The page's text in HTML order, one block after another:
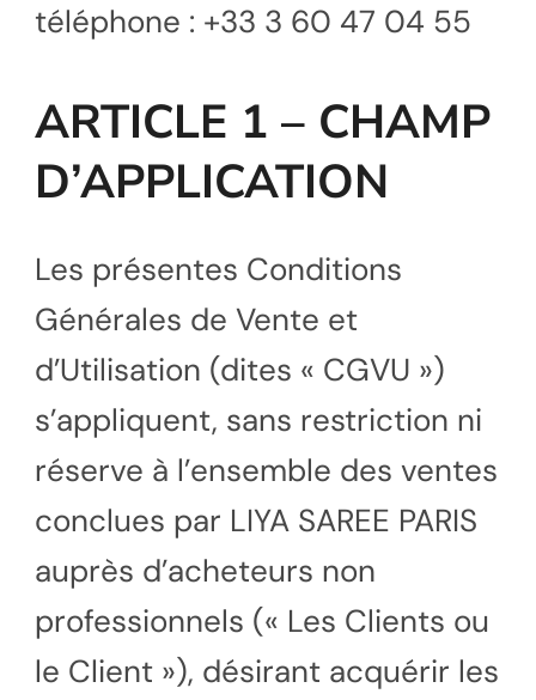
téléphone : +33 3 60 47 04 55
ARTICLE 1 – CHAMP
D’APPLICATION
Les présentes Conditions
Générales de Vente et
d’Utilisation (dites « CGVU »)
s’appliquent, sans restriction ni
réserve à l’ensemble des ventes
conclues par LIYA SAREE PARIS
auprès d’acheteurs non
professionnels (« Les Clients ou
le Client »), désirant acquérir les